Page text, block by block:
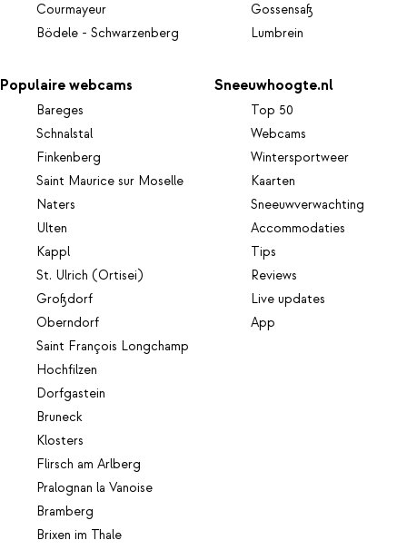
Courmayeur
Bödele - Schwarzenberg
Gossensaß
Lumbrein
Populaire webcams
Bareges
Schnalstal
Finkenberg
Saint Maurice sur Moselle
Naters
Ulten
Kappl
St. Ulrich (Ortisei)
Großdorf
Oberndorf
Saint François Longchamp
Hochfilzen
Dorfgastein
Bruneck
Klosters
Flirsch am Arlberg
Pralognan la Vanoise
Bramberg
Brixen im Thale
Sneeuwhoogte.nl
Top 50
Webcams
Wintersportweer
Kaarten
Sneeuwverwachting
Accommodaties
Tips
Reviews
Live updates
App